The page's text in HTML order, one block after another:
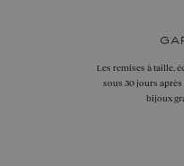
Les remises à taille,
sous 30 jours
bijoux